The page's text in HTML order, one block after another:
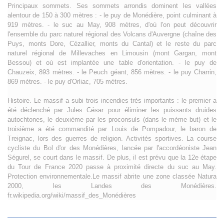
Principaux sommets. Ses sommets arrondis dominent les vallées
alentour de 150 à 300 mètres : - le puy de Monédière, point culminant à
919 mètres. - le suc au May, 908 mètres, d'où l'on peut découvrir
l'ensemble du parc naturel régional des Volcans d'Auvergne (chaîne des
Puys, monts Dore, Cézallier, monts du Cantal) et le reste du parc
naturel régional de Millevaches en Limousin (mont Gargan, mont
Bessou) et où est implantée une table d'orientation. - le puy de
Chauzeix, 893 mètres. - le Peuch géant, 856 mètres. - le puy Charrin,
869 mètres. - le puy d'Orliac, 705 mètres.
Histoire. Le massif a subi trois incendies très importants : le premier a
été déclenché par Jules César pour éliminer les puissants druides
autochtones, le deuxième par les proconsuls (dans le méme but) et le
troisième a été commandité par Louis de Pompadour, le baron de
Treignac, lors des guerres de religion. Activités sportives. La course
cycliste du Bol d'or des Monédières, lancée par l'accordéoniste Jean
Ségurel, se court dans le massif. De plus, il est prévu que la 12e étape
du Tour de France 2020 passe à proximité directe du suc au May.
Protection environnementale.Le massif abrite une zone classée Natura
2000, les Landes des Monédières.
fr.wikipedia.org/wiki/massif_des_Monédières